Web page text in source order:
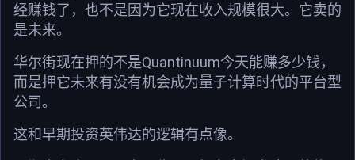
经赚钱了，也不是因为它现在收入规模很大。它卖的
是未来。
华尔街现在押的不是Quantinuum今天能赚多少钱，
而是押它未来有没有机会成为量子计算时代的平台型
公司。
这和早期投资英伟达的逻辑有点像。